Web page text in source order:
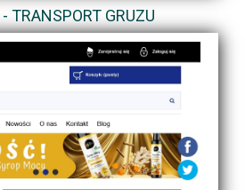
TRANSPORT GRUZU